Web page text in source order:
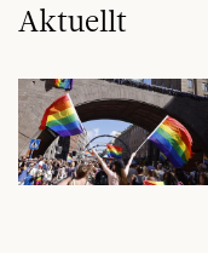
Aktuellt